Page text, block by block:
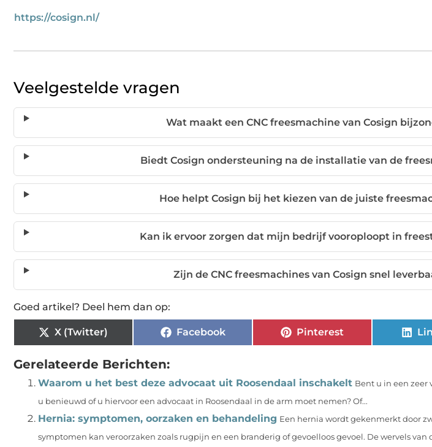
https://cosign.nl/
Veelgestelde vragen
Wat maakt een CNC freesmachine van Cosign
Biedt Cosign ondersteuning na de installatie van de
Hoe helpt Cosign bij het kiezen van de juiste
Kan ik ervoor zorgen dat mijn bedrijf vooroploopt in
Zijn de CNC freesmachines van Cosign snel
Goed artikel? Deel hem dan op:
X (Twitter) Facebook Pinterest
Gerelateerde Berichten:
Waarom u het best deze advocaat uit Roosendaal inschakelt Bent u in een
u benieuwd of u hiervoor een advocaat in Roosendaal in de arm moet nemen? Of...
Hernia: symptomen, oorzaken en behandeling Een hernia wordt gekenmerkt door
symptomen kan veroorzaken zoals rugpijn en een branderig of gevoelloos gevoel. De wervels van